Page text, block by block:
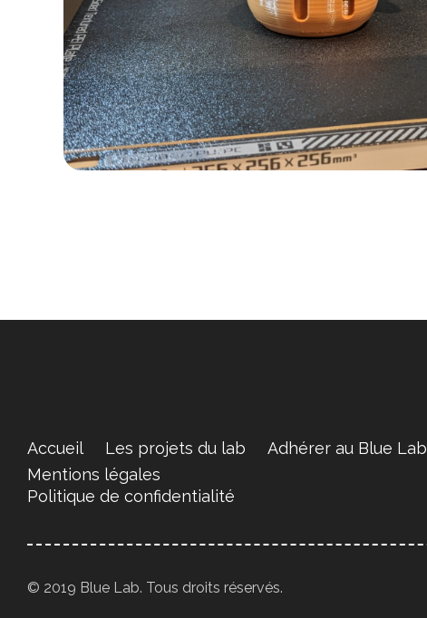
Accueil Les projets du lab
Adhérer au Blue Lab
Mentions légales
Politique de confidentialité
© 2019 Blue Lab. Tous droits réservés.